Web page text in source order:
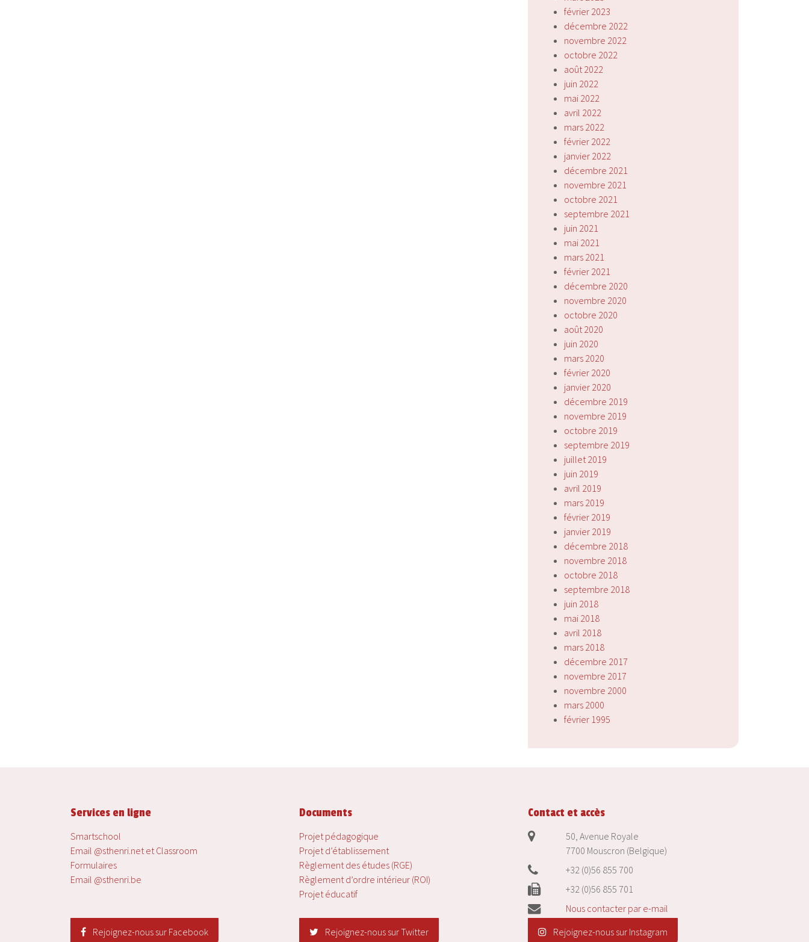
février 2023
décembre 2022
novembre 2022
octobre 2022
août 2022
juin 2022
mai 2022
avril 2022
mars 2022
février 2022
janvier 2022
décembre 2021
novembre 2021
octobre 2021
septembre 2021
juin 2021
mai 2021
mars 2021
février 2021
décembre 2020
novembre 2020
octobre 2020
août 2020
juin 2020
mars 2020
février 2020
janvier 2020
décembre 2019
novembre 2019
octobre 2019
septembre 2019
juillet 2019
juin 2019
avril 2019
mars 2019
février 2019
janvier 2019
décembre 2018
novembre 2018
octobre 2018
septembre 2018
juin 2018
mai 2018
avril 2018
mars 2018
décembre 2017
novembre 2017
novembre 2000
mars 2000
février 1995
Services en ligne
Smartschool
Email @sthenri.net et Classroom
Formulaires
Email @sthenri.be
Documents
Projet pédagogique
Projet d’établissement
Règlement des études (RGE)
Règlement d’ordre intérieur (ROI)
Projet éducatif
Contact et accès
50, Avenue Royale
7700 Mouscron (Belgique)
+32 (0)56 855 700
+32 (0)56 855 701
Nous contacter par e-mail
Rejoignez-nous sur Facebook
Rejoignez-nous sur Twitter Rejoignez-nous sur Instagram